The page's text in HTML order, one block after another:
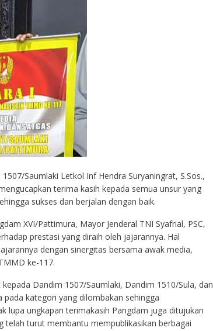
Saumlaki Letkol Inf Hendra Suryaningrat, S.Sos.,
terima kasih kepada semua unsur yang
sukses dan berjalan dengan baik.
XVI/Pattimura, Mayor Jenderal TNI Syafrial, PSC,
prestasi yang diraih oleh jajarannya. Hal
dengan sinergitas bersama awak media,
ke-117.
Dandim 1507/Saumlaki, Dandim 1510/Sula, dan
kategori yang dilombakan sehingga
lupa ungkapan terimakasih Pangdam juga ditujukan
telah turut membantu mempublikasikan berbagai